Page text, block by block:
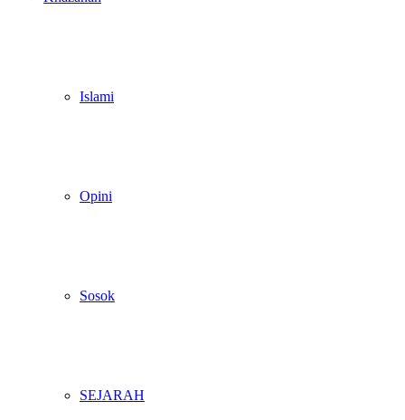
Islami
Opini
Sosok
SEJARAH